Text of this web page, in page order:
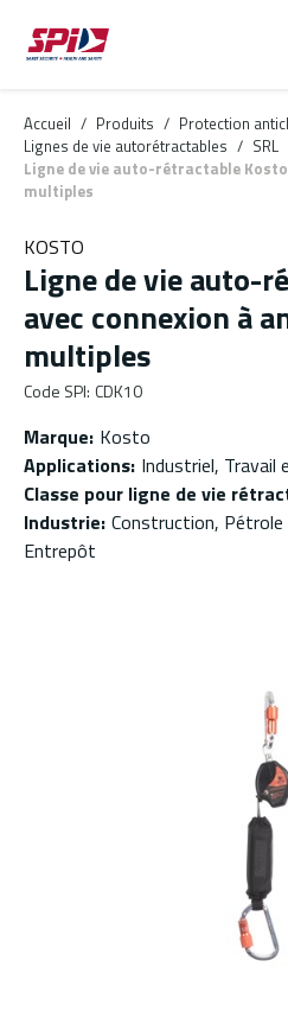
Aller au contenu principal
Skip to menu
Skip to footer
Accueil / Produits / Protection
Lignes de vie autorétractables / SRL
Ligne de vie auto-rétractable
multiples
KOSTO
Ligne de vie auto-
avec connexion à
multiples
Code SPI: CDK10
Marque: Kosto
Applications: Industriel, Travail
Classe pour ligne de vie
Industrie: Construction, Pétrole
Entrepôt